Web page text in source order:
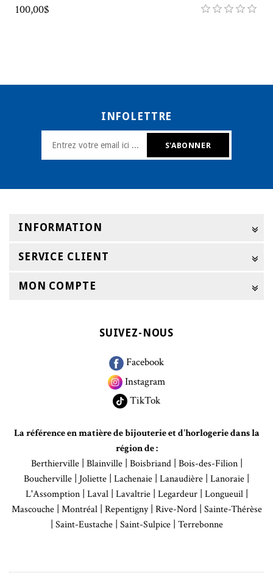
100,00$
INFOLETTRE
INFORMATION
SERVICE CLIENT
MON COMPTE
SUIVEZ-NOUS
Facebook
Instagram
TikTok
La référence en matière de bijouterie et d'horlogerie dans la
région de :
Berthierville| Blainville| Boisbriand| Bois-des-Filion|
Boucherville | Joliette | Lachenaie | Lanaudière | Lanoraie |
L'Assomption| Laval| Lavaltrie| Legardeur| Longueuil|
Mascouche| Montréal| Repentigny| Rive-Nord| Sainte-Thérèse
| Saint-Eustache| Saint-Sulpice| Terrebonne